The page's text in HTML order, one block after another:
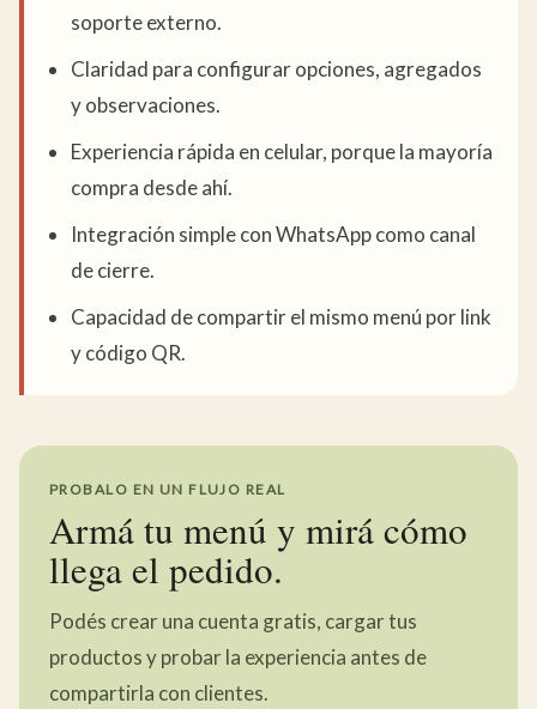
soporte externo.
Claridad para configurar opciones, agregados
y observaciones.
Experiencia rápida en celular, porque la mayoría
compra desde ahí.
Integración simple con WhatsApp como canal
de cierre.
Capacidad de compartir el mismo menú por link
y código QR.
PROBALO EN UN FLUJO REAL
Armá tu menú y mirá cómo
llega el pedido.
Podés crear una cuenta gratis, cargar tus
productos y probar la experiencia antes de
compartirla con clientes.